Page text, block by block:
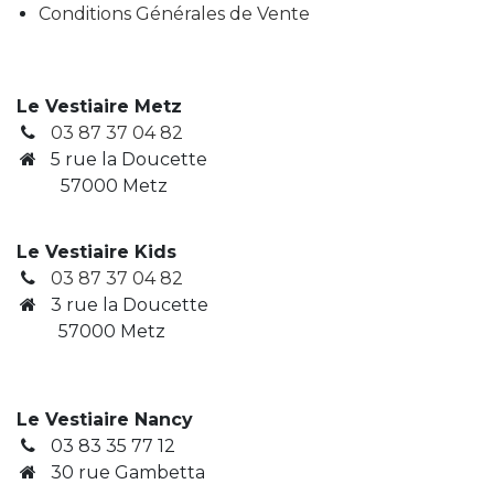
Conditions Générales de Vente
Le Vestiaire Metz
03 87 37 04 82
5 rue la Doucette
57000 Metz
Le Vestiaire Kids
03 87 37 04 82
3 rue la Doucette
​ 57000 Metz
Le Vestiaire Nancy
03 83 35 77 12
30 rue Gambetta